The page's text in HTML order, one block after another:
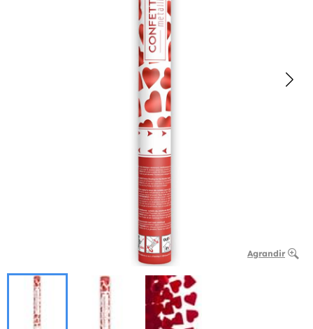
Agrandir